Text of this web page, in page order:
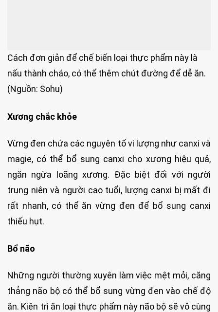
Cách đơn giản để chế biến loại thực phẩm này là
nấu thành cháo, có thể thêm chút đường để dễ ăn.
(Nguồn: Sohu)
Xương chắc khỏe
Vừng đen chứa các nguyên tố vi lượng như canxi và
magie, có thể bổ sung canxi cho xương hiệu quả,
ngăn ngừa loãng xương. Đặc biệt đối với người
trung niên và người cao tuổi, lượng canxi bị mất đi
rất nhanh, có thể ăn vừng đen để bổ sung canxi
thiếu hụt.
Bổ não
Những người thường xuyên làm việc mệt mỏi, căng
thẳng não bộ có thể bổ sung vừng đen vào chế độ
ăn. Kiên trì ăn loại thực phẩm này não bộ sẽ vô cùng